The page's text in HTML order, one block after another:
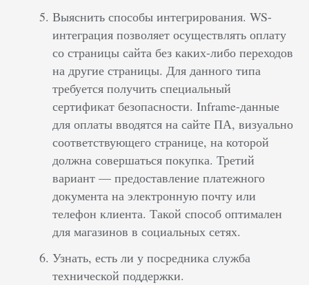
Выяснить способы интегрирования. WS-
интеграция позволяет осуществлять оплату
со страницы сайта без каких-либо переходов
на другие страницы. Для данного типа
требуется получить специальный
сертификат безопасности. Inframe-данные
для оплаты вводятся на сайте ПА, визуально
соответствующего странице, на которой
должна совершаться покупка. Третий
вариант — предоставление платежного
документа на электронную почту или
телефон клиента. Такой способ оптимален
для магазинов в социальных сетях.
Узнать, есть ли у посредника служба
технической поддержки.